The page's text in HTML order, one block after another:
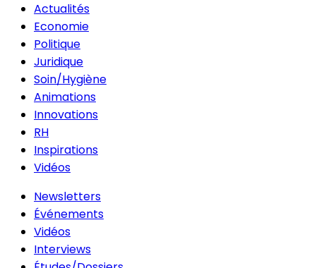
Actualités
Economie
Politique
Juridique
Soin/Hygiène
Animations
Innovations
RH
Inspirations
Vidéos
Newsletters
Événements
Vidéos
Interviews